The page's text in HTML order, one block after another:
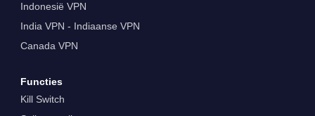
Indonesië VPN
India VPN - Indiaanse VPN
Canada VPN
Functies
Kill Switch